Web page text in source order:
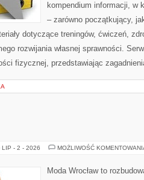
kompendium informacji, w
– zarówno początkujący,
dotyczące treningów, ćwiczeń,
rozwijania własnej sprawności.
fizycznej, przedstawiając
LIP - 2 - 2026 MOŻLIWOŚĆ
Moda Wrocław to